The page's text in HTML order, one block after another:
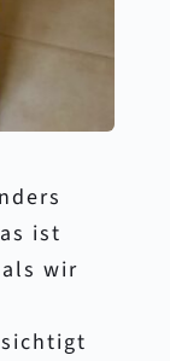
ist
wir